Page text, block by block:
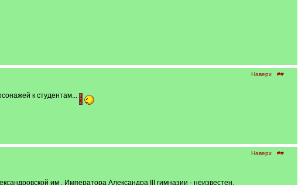
Наверх ##
к студентам...
Наверх ##
им . Императора Александра III гимназии - неизвестен.